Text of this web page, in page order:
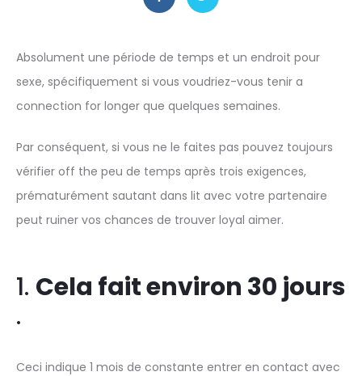
Absolument une période de temps et un endroit pour
sexe, spécifiquement si vous voudriez-vous tenir a
connection for longer que quelques semaines.
Par conséquent, si vous ne le faites pas pouvez toujours
vérifier off the peu de temps après trois exigences,
prématurément sautant dans lit avec votre partenaire
peut ruiner vos chances de trouver loyal aimer.
1. Cela fait environ 30 jours
.
Ceci indique 1 mois de constante entrer en contact avec